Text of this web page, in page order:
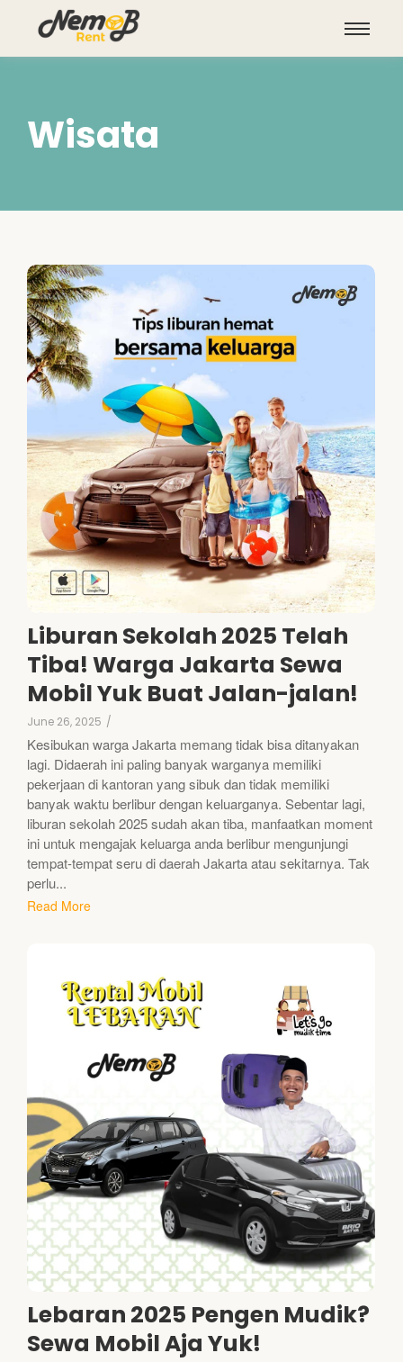
Wisata
Liburan Sekolah 2025 Telah
Tiba! Warga Jakarta Sewa
Mobil Yuk Buat Jalan-jalan!
June 26, 2025 /
Kesibukan warga Jakarta memang tidak bisa ditanyakan
lagi. Didaerah ini paling banyak warganya memiliki
pekerjaan di kantoran yang sibuk dan tidak memiliki
banyak waktu berlibur dengan keluarganya. Sebentar lagi,
liburan sekolah 2025 sudah akan tiba, manfaatkan moment
ini untuk mengajak keluarga anda berlibur mengunjungi
tempat-tempat seru di daerah Jakarta atau sekitarnya. Tak
perlu...
Read More
Lebaran 2025 Pengen Mudik?
Sewa Mobil Aja Yuk!